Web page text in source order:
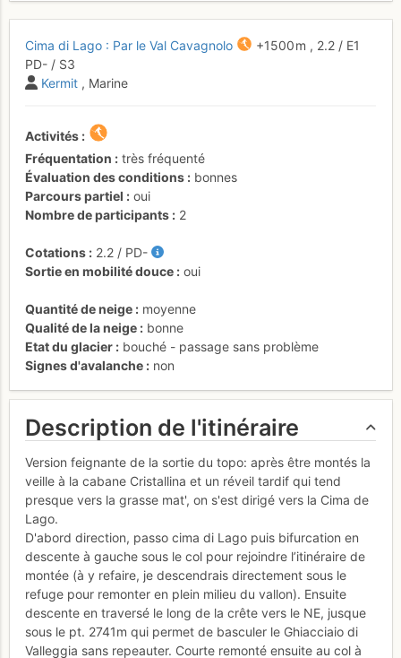
Cima di Lago : Par le Val Cavagnolo +1500 m , 2.2 / E1
PD- / S3
Kermit , Marine
Activités
Fréquentation
très fréquenté
Évaluation des conditions
bonnes
Parcours partiel
oui
Nombre de participants
2
Cotations 2.2 / PD-
Sortie en mobilité douce
oui
Quantité de neige
moyenne
Qualité de la neige
bonne
Etat du glacier
bouché - passage sans problème
Signes d'avalanche
non
Description de l'itinéraire
Version feignante de la sortie du topo: après être montés la
veille à la cabane Cristallina et un réveil tardif qui tend
presque vers la grasse mat', on s'est dirigé vers la Cima de
Lago.
D'abord direction, passo cima di Lago puis bifurcation en
descente à gauche sous le col pour rejoindre l’itinéraire de
montée (à y refaire, je descendrais directement sous le
refuge pour remonter en plein milieu du vallon). Ensuite
descente en traversé le long de la crête vers le NE, jusque
sous le pt. 2741m qui permet de basculer le Ghiacciaio di
Valleggia sans repeauter. Courte remonté ensuite au col à